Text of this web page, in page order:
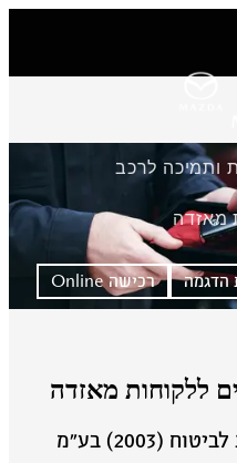
לרכב
רכישה Online
ללקוחות מאזדה
בע״מ